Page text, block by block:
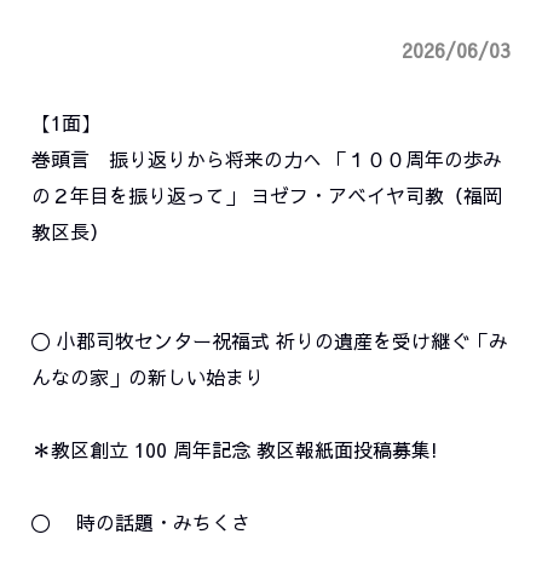
2026/06/03
【1面】
巻頭言 振り返りから将来の力へ 「１００周年の歩み
の２年目を振り返って」 ヨゼフ・アベイヤ司教（福岡
教区長）
〇 小郡司牧センター祝福式 祈りの遺産を受け継ぐ「み
んなの家」の新しい始まり
＊教区創立 100 周年記念 教区報紙面投稿募集!
〇 時の話題・みちくさ